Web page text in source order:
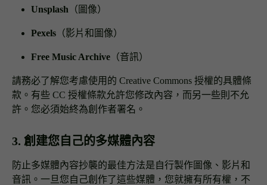
Unsplash （圖像）
Pexels （影片和圖像）
Free Music Archive （音訊）
請務必了解您考慮使用的 Creative Commons 授權的具體條
款。有些 CC 授權條款允許您修改內容，而另一些則不允
許。您必須始終為創作者署名。
3. 創建您自己的多媒體內容
防止多媒體內容抄襲的最佳方法是自行製作圖像、影片和
音訊。一旦您自己創作了這些媒體，您就擁有所有權，不